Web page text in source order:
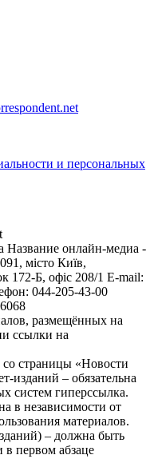
и персональных
Название онлайн-медиа -
місто Київ,
Б, офіс 208/1 E-mail:
044-205-43-00
размещённых на
ссылки на
страницы «Новости
изданий – обязательна
систем гиперссылка.
в независимости от
материалов.
– должна быть
в первом абзаце